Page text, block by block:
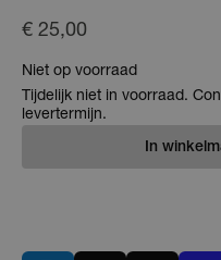
€ 25,00
Niet op voorraad
Tijdelijk niet in voorraad.
levertermijn.
In